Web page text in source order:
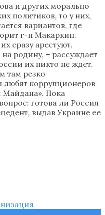
и других морально
политиков, то у них,
вариантов, где
г-н Макаркин.
сразу арестуют.
родину, – рассуждает
их никто не ждет.
там резко
коррупционеров
Майдана». Пока
готова ли Россия
выдав Украине ее